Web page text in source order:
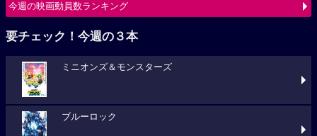
今週の映画動員数ランキング
要チェック！今週の３本
ミニオンズ＆モンスターズ
ブルーロック